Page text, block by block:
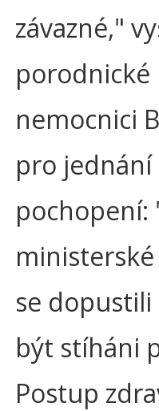
závazné,"
nemocnici
pro
pochopení:
se
být stíháni
Postup